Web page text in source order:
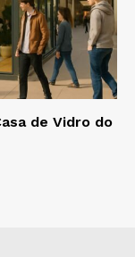
de Vidro do